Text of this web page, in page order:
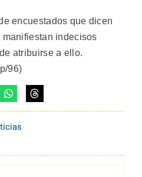
encuestados que dicen
indecisos
atribuirse a ello.
96)